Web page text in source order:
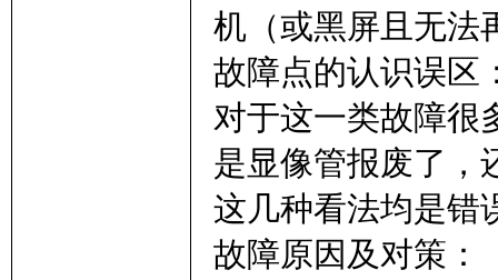
机（或黑屏且无法
故障点的认识误区
对于这一类故障很
是显像管报废了，
这几种看法均是错
故障原因及对策：